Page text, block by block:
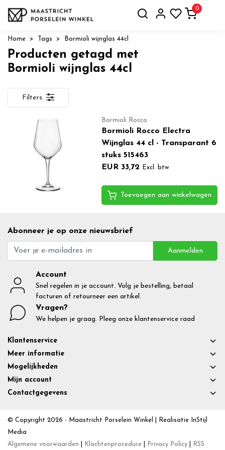
0
Home Tags Bormioli wijnglas 44cl
Producten getagd met
Bormioli wijnglas 44cl
Filters
Bormioli Rocco
Bormioli Rocco Electra
Wijnglas 44 cl - Transparant 6
stuks 515463
EUR 33,72
Excl. btw
Toevoegen aan winkelwagen
Abonneer je op onze nieuwsbrief
Aanmelden
Account
Snel regelen in je account. Volg je bestelling, betaal
facturen of retourneer een artikel.
Vragen?
We helpen je graag. Pleeg onze klantenservice raad
Klantenservice
Meer informatie
Mogelijkheden
Mijn account
Contactgegevens
© Copyright 2026 - Maastricht Porselein Winkel | Realisatie InStijl
Media
Algemene voorwaarden
Klachtenprocedure Privacy Policy RSS